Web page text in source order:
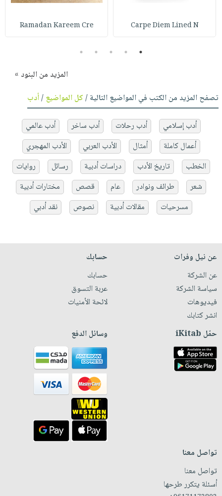
Carpe Diem Lined N
Ramadan Kareem Cre
1
2
3
4
5
المزيد من البنود »
تصفح المزيد من الكتب في المواضيع التالية /كل المواضيع/أدب
أدب إسلامي أدب رحلات أدب ساخر
أدب عالمي
أعمال كاملة
أمثال الأدب العربي
الأدب المهجري
الخطب
تاريخ الأدب دراسات أدبية رسائل
روايات
شعر
طرائف ونوادر عام قصص
مختارات أدبية
مسرحيات
مقالات أدبية نصوص نقد أدبي
عن نيل وفرات
عن الشركة
سياسة الشركة
فيديوهات
انشر كتابك
حسابك
حسابك
عربة التسوق
لائحة الأمنيات
حمّل iKitab وسائل الدفع
تواصل معنا
تواصل معنا
أسئلة يتكرر طرحها